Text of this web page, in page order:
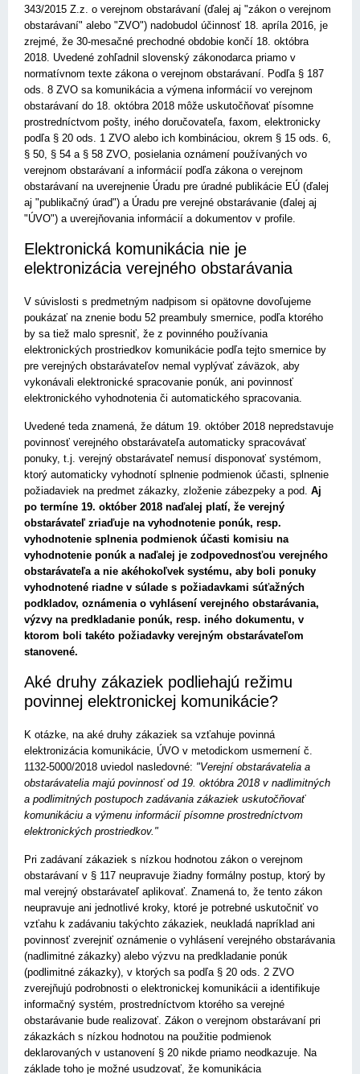
343/2015 Z.z. o verejnom obstarávaní (ďalej aj "zákon o verejnom
obstarávaní" alebo "ZVO") nadobudol účinnosť 18. apríla 2016, je
zrejmé, že 30-mesačné prechodné obdobie končí 18. októbra
2018. Uvedené zohľadnil slovenský zákonodarca priamo v
normatívnom texte zákona o verejnom obstarávaní. Podľa § 187
ods. 8 ZVO sa komunikácia a výmena informácií vo verejnom
obstarávaní do 18. októbra 2018 môže uskutočňovať písomne
prostredníctvom pošty, iného doručovateľa, faxom, elektronicky
po­dľa § 20 ods. 1 ZVO alebo ich kombináciou, okrem § 15 ods. 6,
§ 50, § 54 a § 58 ZVO, posielania oznámení používaných vo
verejnom obstarávaní a informácií podľa zákona o verejnom
obstarávaní na uverejnenie Úradu pre úradné publikácie EÚ (ďalej
aj "publikačný úrad") a Úradu pre verejné obstarávanie (ďalej aj
"ÚVO") a uverejňovania informácií a dokumentov v profile.
Elektronická komunikácia nie je
elektronizácia verejného obstarávania
V súvislosti s predmetným nadpisom si opätovne dovoľujeme
poukázať na znenie bodu 52 preambuly smernice, podľa ktorého
by sa tiež malo spresniť, že z povinného používania
elektronických prostriedkov komunikácie podľa tejto smernice by
pre verejných obstarávateľov nemal vyplývať záväzok, aby
vykonávali elektronické spracovanie ponúk, ani povinnosť
elektronického vyhodnotenia či automatického spracovania.
Uvedené teda znamená, že dátum 19. október 2018 nepredstavuje
povinnosť verejného obstarávateľa automaticky spracovávať
ponuky, t.j. verejný obstarávateľ nemusí disponovať systémom,
ktorý automaticky vyhodnotí splnenie podmienok účasti, splnenie
požiadaviek na predmet zákazky, zloženie zábezpeky a pod. Aj
po termíne 19. október 2018 naďalej platí, že verejný
obstarávateľ zriaďuje na vyhodnotenie ponúk, resp.
vyhodnotenie splnenia podmienok účasti komisiu na
vyhodnotenie ponúk a naďalej je zodpovednosťou verejného
obstarávateľa a nie akéhokoľvek systému, aby boli ponuky
vyhodnotené riadne v súlade s požiadavkami súťažných
podkladov, oznámenia o vyhlásení verejného obstarávania,
výzvy na predkladanie ponúk, resp. iného dokumentu, v
ktorom boli takéto požiadavky verejným obstarávateľom
stanovené.
Aké druhy zákaziek podliehajú režimu
povinnej elektronickej komunikácie?
K otázke, na aké druhy zákaziek sa vzťahuje povinná
elektronizácia komunikácie, ÚVO v metodickom usmernení č.
1132-5000/2018 uviedol nasledovné: "Verejní obstarávatelia a
obstarávatelia majú povinnosť od 19. októbra 2018 v nadlimitných
a podlimitných postupoch zadávania zákaziek uskutočňovať
komunikáciu a výmenu informácií písomne prostredníctvom
elektronických prostriedkov."
Pri zadávaní zákaziek s nízkou hodnotou zákon o verejnom
obstarávaní v § 117 neupravuje žiadny formálny postup, ktorý by
mal verejný obstarávateľ aplikovať. Znamená to, že tento zákon
neupravuje ani jednotlivé kroky, ktoré je potrebné uskutočniť vo
vzťahu k zadávaniu takýchto zákaziek, neukladá na­príklad ani
povinnosť zverejniť oznámenie o vyhlásení verejného obstarávania
(nadlimitné zákazky) alebo výzvu na predkladanie ponúk
(podlimitné zákazky), v ktorých sa podľa § 20 ods. 2 ZVO
zverejňujú podrobnosti o elektronickej komunikácii a identifikuje
informačný systém, prostredníctvom ktorého sa verejné
obstarávanie bude realizovať. Zákon o verejnom obstarávaní pri
zákazkách s nízkou hodnotou na použitie podmienok
deklarovaných v ustanovení § 20 nikde priamo neodkazuje. Na
základe toho je možné usudzovať, že komunikácia